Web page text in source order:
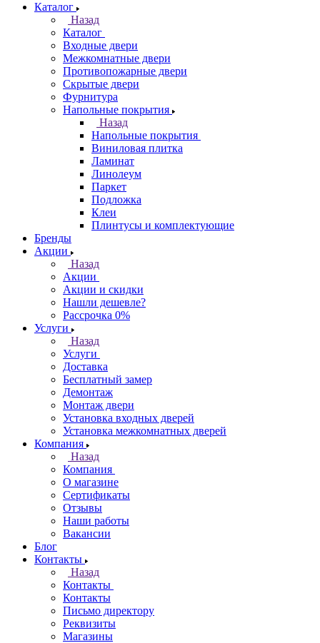
Каталог
Назад
Каталог
Входные двери
Межкомнатные двери
Противопожарные двери
Скрытые двери
Фурнитура
Напольные покрытия
Назад
Напольные покрытия
Виниловая плитка
Ламинат
Линолеум
Паркет
Подложка
Клеи
Плинтусы и комплектующие
Бренды
Акции
Назад
Акции
Акции и скидки
Нашли дешевле?
Рассрочка 0%
Услуги
Назад
Услуги
Доставка
Бесплатный замер
Демонтаж
Монтаж двери
Установка входных дверей
Установка межкомнатных дверей
Компания
Назад
Компания
О магазине
Сертификаты
Отзывы
Наши работы
Вакансии
Блог
Контакты
Назад
Контакты
Контакты
Письмо директору
Реквизиты
Магазины